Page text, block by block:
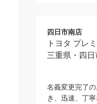
四日市南店
トヨタ プレ
三重県・四
名義変更完了
き、迅速、丁